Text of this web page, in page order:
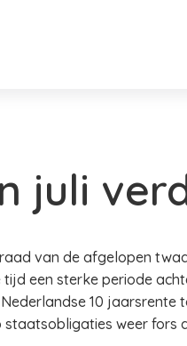
juli
van de afgelopen
een sterke periode
10 jaarsrente
weer fors